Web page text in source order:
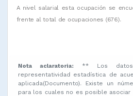
A nivel salarial esta ocupación se
frente al total de ocupaciones (676).
Nota aclaratoria:
** Los
representatividad estadística de
aplicada(Documento). Existe un
para los cuales no es posible asociar